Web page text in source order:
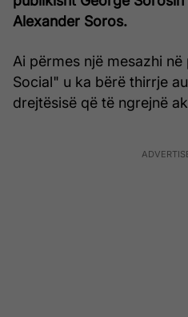
Alexander Soros.
Ai përmes një mesazhi
Social" u ka bërë thirrje
drejtësisë që të ngrejnë